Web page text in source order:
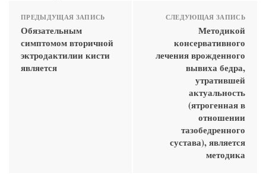
ПРЕДЫДУЩАЯ ЗАПИСЬ
Обязательным
симптомом вторичной
эктродактилии кисти
является
СЛЕДУЮЩАЯ ЗАПИСЬ
Методикой
консервативного
лечения врожденного
вывиха бедра,
утратившей
актуальность
(ятрогенная в
отношении
тазобедренного
сустава), является
методика